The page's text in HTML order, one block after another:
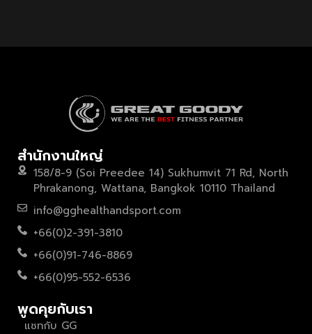
สำนักงานใหญ่
158/8-9 (Soi Preedee 14) Sukhumvit 71 Rd, North
Phrakanong, Wattana, Bangkok 10110 Thailand
info@gghealthandsport.com
+66(0)2-391-3810
+66(0)91-746-8869
+66(0)95-552-6536
พูดคุยกับเรา
แชทกับ GG